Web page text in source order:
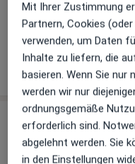
0821 81...
0821 81...
Mehr
Erfahrungen
Mit Ihrer Zustimmung
Partnern, Cookies
verwenden, um Daten
Inhalte zu liefern, die
basieren. Wenn Sie nur
werden wir nur
ordnungsgemäße
erforderlich sind.
abgelehnt werden. Sie
in den Einstellungen